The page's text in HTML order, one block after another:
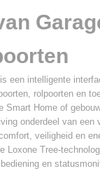
een intelligente
rolpoorten en
Smart Home of
onderdeel van
veiligheid en
Loxone Tree-
en